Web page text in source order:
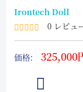
Irontech Doll
0 レビュ
価格: 325,000